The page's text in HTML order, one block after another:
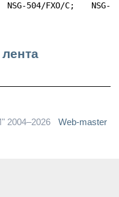
504/FXO/C; NSG-
Web-master